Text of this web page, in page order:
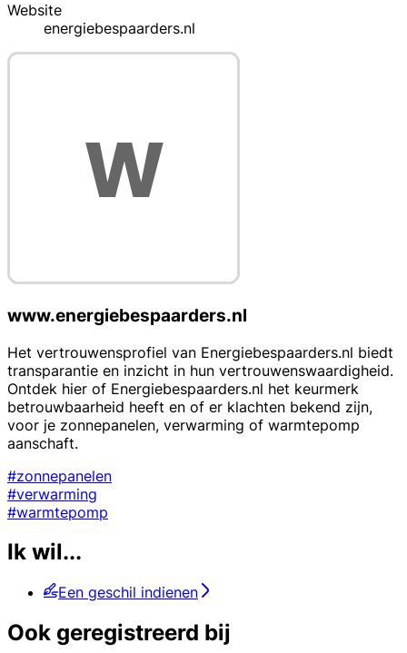
Website
energiebespaarders.nl
www.energiebespaarders.nl
Het vertrouwensprofiel van Energiebespaarders.nl biedt
transparantie en inzicht in hun vertrouwenswaardigheid.
Ontdek hier of Energiebespaarders.nl het keurmerk
betrouwbaarheid heeft en of er klachten bekend zijn,
voor je zonnepanelen, verwarming of warmtepomp
aanschaft.
#zonnepanelen
#verwarming
#warmtepomp
Ik wil...
Een geschil indienen
Ook geregistreerd bij